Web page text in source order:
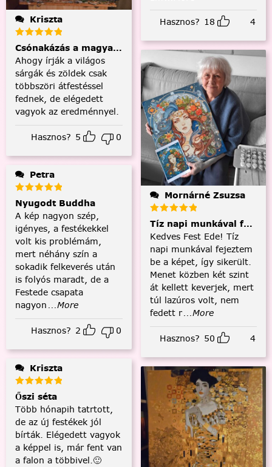
Kriszta
Csónakázás a magyar tengeren
Ahogy írják a világos
sárgák és zöldek csak
többszöri átfestéssel
fednek, de elégedett
vagyok az eredménnyel.
Hasznos? 5 0
Petra
Nyugodt Buddha
A kép nagyon szép,
igényes, a festékekkel
volt kis problémám,
mert néhány szín a
sokadik felkeverés után
is folyós maradt, de a
Festede csapata
nagyon ...More
Hasznos? 2 0
Kriszta
Őszi séta
Több hónapih tatrtott,
de az új festékek jól
bírták. Elégedett vagyok
a képpel is, már fent van
a falon a többivel.🙂
Hasznos? 18 4
Mornárné Zsuzsa
Tíz napi munkával
Kedves Fest Ede! Tíz
napi munkával fejeztem
be a képet, így sikerült.
Menet közben két szint
át kellett keverjek, mert
túl lazúros volt, nem
fedett r...More
Hasznos? 50 4